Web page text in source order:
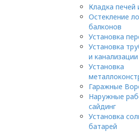
Кладка печей
Остекление
балконов
Установка
Установка
и канализации
Установка
Гаражные
Наружные
сайдинг
Установка
батарей